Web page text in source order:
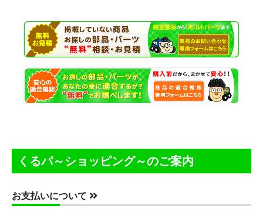
くるパ～ショッピング～のご案内
お支払いについて